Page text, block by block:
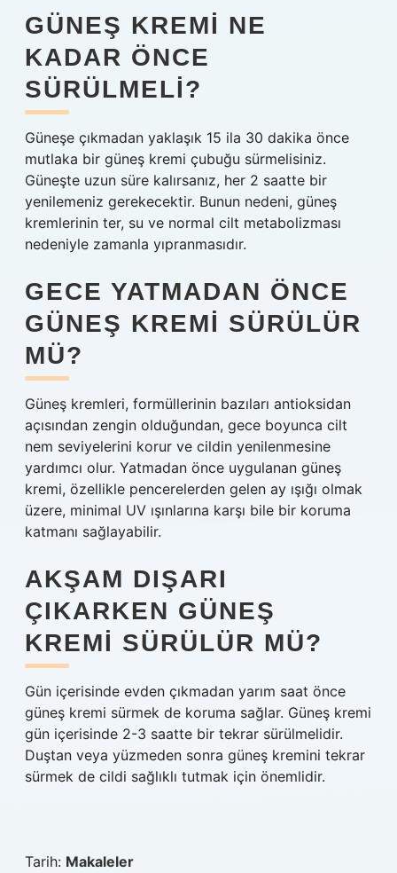
GÜNEŞ KREMI NE
KADAR ÖNCE
SÜRÜLMELI?
Güneşe çıkmadan yaklaşık 15 ila 30 dakika önce
mutlaka bir güneş kremi çubuğu sürmelisiniz.
Güneşte uzun süre kalırsanız, her 2 saatte bir
yenilemeniz gerekecektir. Bunun nedeni, güneş
kremlerinin ter, su ve normal cilt metabolizması
nedeniyle zamanla yıpranmasıdır.
GECE YATMADAN ÖNCE
GÜNEŞ KREMI SÜRÜLÜR
MÜ?
Güneş kremleri, formüllerinin bazıları antioksidan
açısından zengin olduğundan, gece boyunca cilt
nem seviyelerini korur ve cildin yenilenmesine
yardımcı olur. Yatmadan önce uygulanan güneş
kremi, özellikle pencerelerden gelen ay ışığı olmak
üzere, minimal UV ışınlarına karşı bile bir koruma
katmanı sağlayabilir.
AKŞAM DIŞARI
ÇIKARKEN GÜNEŞ
KREMI SÜRÜLÜR MÜ?
Gün içerisinde evden çıkmadan yarım saat önce
güneş kremi sürmek de koruma sağlar. Güneş kremi
gün içerisinde 2-3 saatte bir tekrar sürülmelidir.
Duştan veya yüzmeden sonra güneş kremini tekrar
sürmek de cildi sağlıklı tutmak için önemlidir.
Tarih: Makaleler